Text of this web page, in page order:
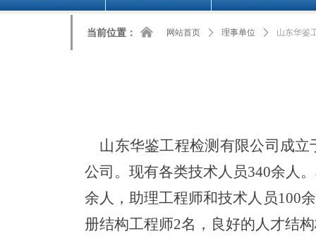
山东华鉴工程检测有限公司成立
公司。现有各类技术人员340余人
余人，助理工程师和技术人员100
册结构工程师2名，良好的人才结
当前位置： 낀 网站首页 ꄲ 理事单位 ꄲ 山东华鉴